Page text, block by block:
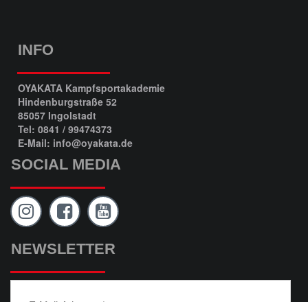
INFO
OYAKATA Kampfsportakademie
Hindenburgstraße 52
85057 Ingolstadt
Tel: 0841 / 99474373
E-Mail: info@oyakata.de
SOCIAL MEDIA
NEWSLETTER